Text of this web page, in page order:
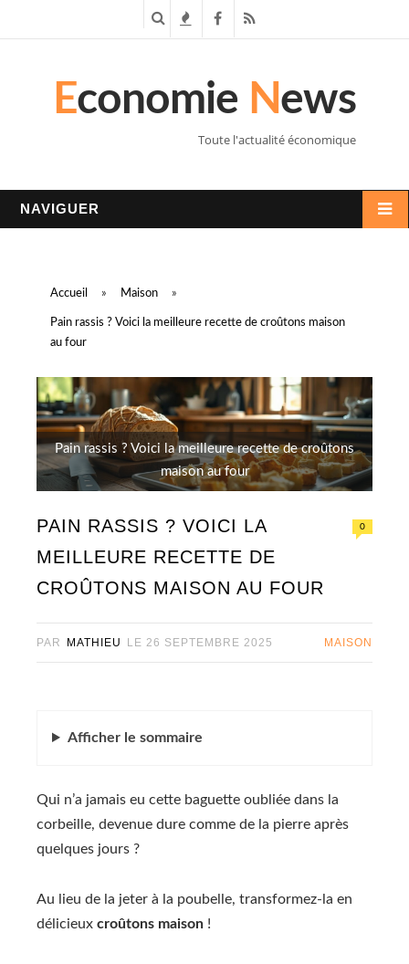
c n
s
F
c
R
S
Economie News
Toute l'actualité économique
NAVIGUER
Accueil » Maison »
Pain rassis ? Voici la meilleure recette de croûtons maison
au four
Pain rassis ? Voici la meilleure recette de croûtons
maison au four
PAIN RASSIS ? VOICI LA
MEILLEURE RECETTE DE
CROÛTONS MAISON AU FOUR
0
PAR MATHIEU LE 26 SEPTEMBRE 2025 MAISON
Afficher le sommaire
Qui n’a jamais eu cette baguette oubliée dans la
corbeille, devenue dure comme de la pierre après
quelques jours ?
Au lieu de la jeter à la poubelle, transformez-la en
délicieux croûtons maison !